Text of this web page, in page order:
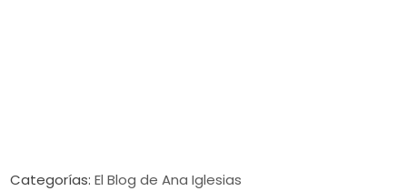
Categorías: El Blog de Ana Iglesias